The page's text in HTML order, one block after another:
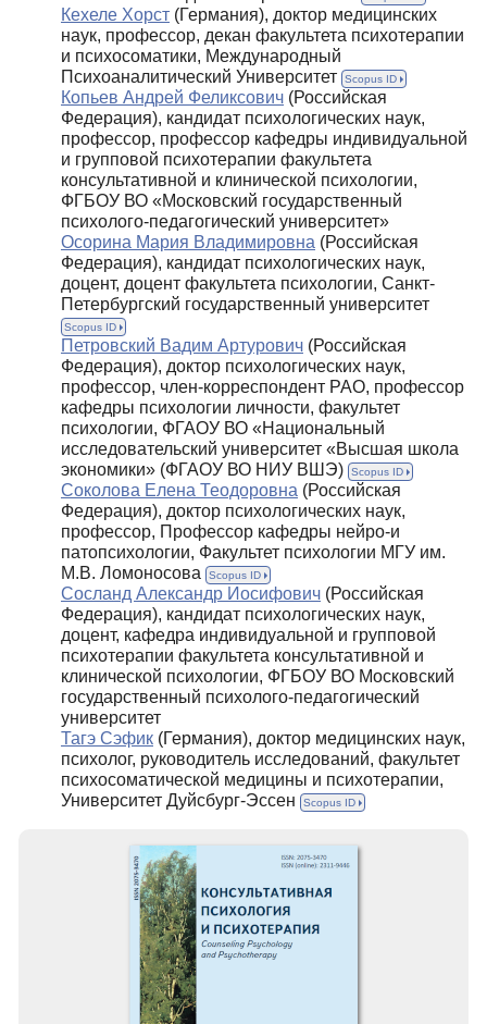
Кехеле Хорст (Германия), доктор медицинских
наук, профессор, декан факультета психотерапии
и психосоматики, Международный
Психоаналитический Университет
Scopus ID
Копьев Андрей Феликсович (Российская
Федерация), кандидат психологических наук,
профессор, профессор кафедры индивидуальной
и групповой психотерапии факультета
консультативной и клинической психологии,
ФГБОУ ВО «Московский государственный
психолого-педагогический университет»
Осорина Мария Владимировна (Российская
Федерация), кандидат психологических наук,
доцент, доцент факультета психологии, Санкт-
Петербургский государственный университет
Scopus ID
Петровский Вадим Артурович (Российская
Федерация), доктор психологических наук,
профессор, член-корреспондент РАО, профессор
кафедры психологии личности, факультет
психологии, ФГАОУ ВО «Национальный
исследовательский университет «Высшая школа
экономики» (ФГАОУ ВО НИУ ВШЭ)
Scopus ID
Соколова Елена Теодоровна (Российская
Федерация), доктор психологических наук,
профессор, Профессор кафедры нейро-и
патопсихологии, Факультет психологии МГУ им.
М.В. Ломоносова
Scopus ID
Сосланд Александр Иосифович (Российская
Федерация), кандидат психологических наук,
доцент, кафедра индивидуальной и групповой
психотерапии факультета консультативной и
клинической психологии, ФГБОУ ВО Московский
государственный психолого-педагогический
университет
Тагэ Сэфик (Германия), доктор медицинских наук,
психолог, руководитель исследований, факультет
психосоматической медицины и психотерапии,
Университет Дуйсбург-Эссен
Scopus ID